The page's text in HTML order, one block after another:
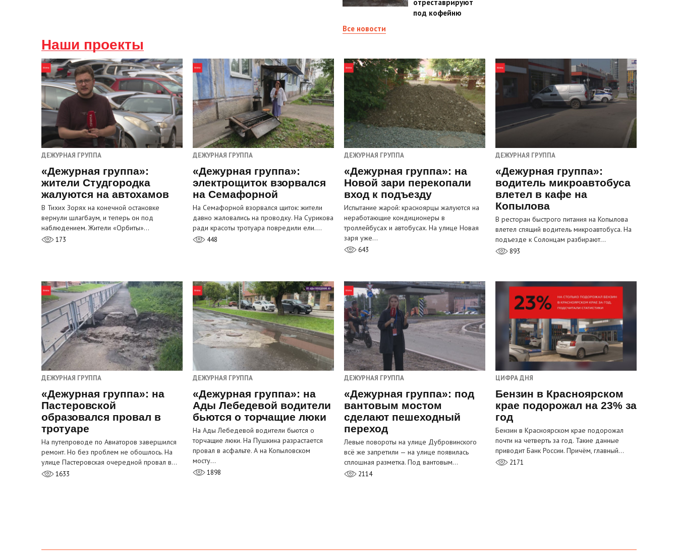
отреставрируют
под кофейню
Все новости
Наши проекты
ДЕЖУРНАЯ ГРУППА
«Дежурная группа»:
жители Студгородка
жалуются на автохамов
В Тихих Зорях на конечной остановке
вернули шлагбаум, и теперь он под
наблюдением. Жители «Орбиты»…
173
ДЕЖУРНАЯ ГРУППА
«Дежурная группа»:
электрощиток взорвался
на Семафорной
На Семафорной взорвался щиток: жители
давно жаловались на проводку. На Сурикова
ради красоты тротуара повредили ели.…
448
ДЕЖУРНАЯ ГРУППА
«Дежурная группа»: на
Новой зари перекопали
вход к подъезду
Испытание жарой: красноярцы жалуются на
неработающие кондиционеры в
троллейбусах и автобусах. На улице Новая
заря уже…
643
ДЕЖУРНАЯ ГРУППА
«Дежурная группа»:
водитель микроавтобуса
влетел в кафе на
Копылова
В ресторан быстрого питания на Копылова
влетел спящий водитель микроавтобуса. На
подъезде к Солонцам разбирают…
893
ДЕЖУРНАЯ ГРУППА
«Дежурная группа»: на
Пастеровской
образовался провал в
тротуаре
На путепроводе по Авиаторов завершился
ремонт. Но без проблем не обошлось. На
улице Пастеровская очередной провал в…
1633
ДЕЖУРНАЯ ГРУППА
«Дежурная группа»: на
Ады Лебедевой водители
бьются о торчащие люки
На Ады Лебедевой водители бьются о
торчащие люки. На Пушкина разрастается
провал в асфальте. А на Копыловском
мосту…
1898
ДЕЖУРНАЯ ГРУППА
«Дежурная группа»: под
вантовым мостом
сделают пешеходный
переход
Левые повороты на улице Дубровинского
всё же запретили — на улице появилась
сплошная разметка. Под вантовым…
2114
ЦИФРА ДНЯ
Бензин в Красноярском
крае подорожал на 23% за
год
Бензин в Красноярском крае подорожал
почти на четверть за год. Такие данные
приводит Банк России. Причём, главный…
2171